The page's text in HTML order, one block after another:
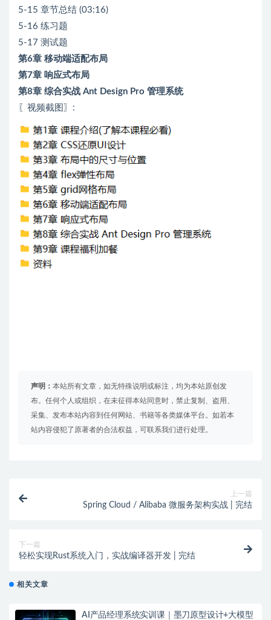
5-15 章节总结 (03:16)
5-16 练习题
5-17 测试题
第6章 移动端适配布局
第7章 响应式布局
第8章 综合实战 Ant Design Pro 管理系统
〖视频截图〗:
声明： 本站所有文章，如无特殊说明或标注，均为本站原创发
布。任何个人或组织，在未征得本站同意时，禁止复制、盗用、
采集、发布本站内容到任何网站、书籍等各类媒体平台。如若本
站内容侵犯了原著者的合法权益，可联系我们进行处理。
上一篇
Spring Cloud / Alibaba 微服务架构实战 | 完结
下一篇
轻松实现Rust系统入门，实战编译器开发 | 完结
相关文章
AI产品经理系统实训课｜墨刀原型设计+大模型